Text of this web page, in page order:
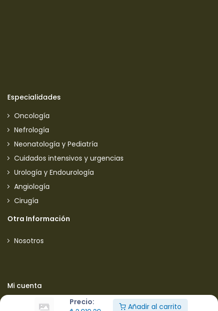
Precio:
Añadir al carrito
Especialidades
Oncología
Nefrología
Neonatología y Pediatría
Cuidados intensivos y urgencias
Urología y Endourología
Angiología
Cirugía
Otra Información
Nosotros
Mi cuenta
Mi cuenta